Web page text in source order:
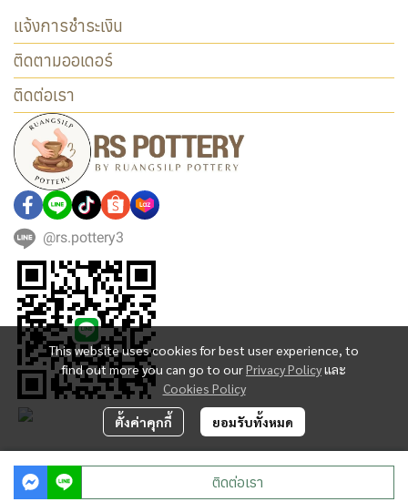
ติดต่อเรา
This website uses cookies for best user experience, to
find out more you can go to ourPrivacy Policyและ
Cookies Policy
ตั้งค่าคุกกี้ ยอมรับทั้งหมด
แจ้งการชำระเงิน
ติดตามออเดอร์
ติดต่อเรา
@rs.pottery3
Copyright | All Rights Reserved | Powered by MWE